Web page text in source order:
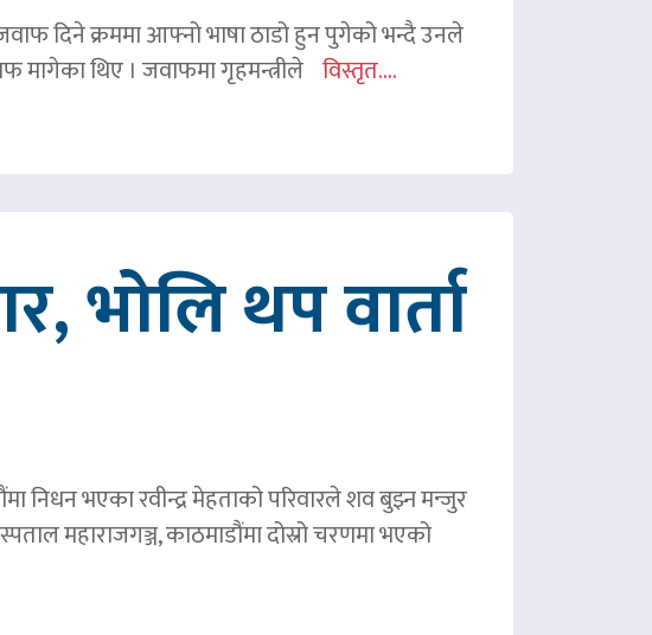
दिने क्रममा आफ्नो भाषा ठाडो हुन पुगेको भन्दै उनले
मागेका थिए । जवाफमा गृहमन्त्रीले विस्तृत....
भोलि थप वार्ता
निधन भएका रवीन्द्र मेहताको परिवारले शव बुझ्न मन्जुर
महाराजगञ्ज, काठमाडौंमा दोस्रो चरणमा भएको